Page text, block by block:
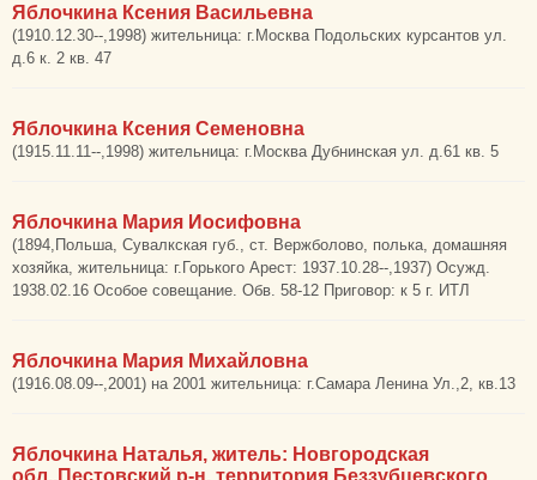
Яблочкина Ксения Васильевна
(1910.12.30--,1998) жительница: г.Москва Подольских курсантов ул.
д.6 к. 2 кв. 47
Яблочкина Ксения Семеновна
(1915.11.11--,1998) жительница: г.Москва Дубнинская ул. д.61 кв. 5
Яблочкина Мария Иосифовна
(1894,Польша, Сувалкская губ., ст. Вержболово, полька, домашняя
хозяйка, жительница: г.Горького Арест: 1937.10.28--,1937) Осужд.
1938.02.16 Особое совещание. Обв. 58-12 Приговор: к 5 г. ИТЛ
Яблочкина Мария Михайловна
(1916.08.09--,2001) на 2001 жительница: г.Самара Ленина Ул.,2, кв.13
Яблочкина Наталья, житель: Новгородская
обл.,Пестовский р-н, территория Беззубцевского